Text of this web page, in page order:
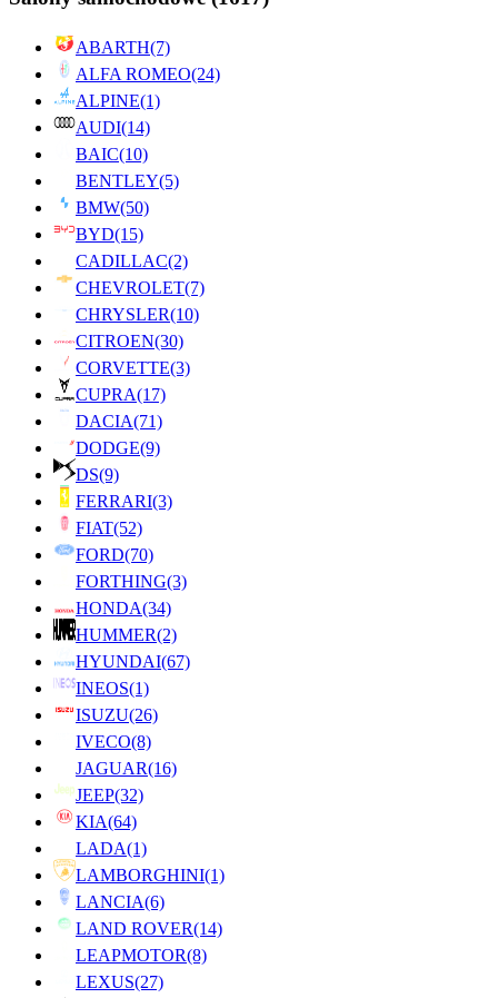
ABARTH(7)
ALFA ROMEO(24)
ALPINE(1)
AUDI(14)
BAIC(10)
BENTLEY(5)
BMW(50)
BYD(15)
CADILLAC(2)
CHEVROLET(7)
CHRYSLER(10)
CITROEN(30)
CORVETTE(3)
CUPRA(17)
DACIA(71)
DODGE(9)
DS(9)
FERRARI(3)
FIAT(52)
FORD(70)
FORTHING(3)
HONDA(34)
HUMMER(2)
HYUNDAI(67)
INEOS(1)
ISUZU(26)
IVECO(8)
JAGUAR(16)
JEEP(32)
KIA(64)
LADA(1)
LAMBORGHINI(1)
LANCIA(6)
LAND ROVER(14)
LEAPMOTOR(8)
LEXUS(27)